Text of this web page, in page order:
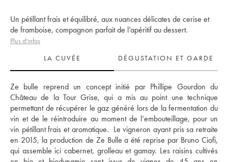
Un pétillant frais et équilibré, aux nuances délicates de cerise et
de framboise, compagnon parfait de l’apéritif au dessert.
Plus d'infos
LA CUVÉE
DÉGUSTATION ET GARDE
Ze bulle reprend un concept initié par Phillipe Gourdon du
Château de la Tour Grise, qui a mis au point une technique
permettant de récupérer le gaz généré lors de la fermentation du
vin et de le réintroduire au moment de l’embouteillage, pour un
vin pétillant frais et aromatique.  Le vigneron ayant pris sa retraite
en 2015, la production de Ze Bulle a été reprise par Bruno Ciofi,
qui assemble ici cabernet, grolleau et gamay. Les raisins cultivés